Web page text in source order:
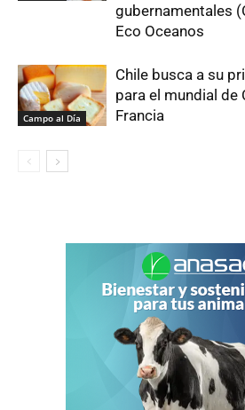
gubernamentales
Eco Oceanos
Campo al Día
Chile busca a su
para el mundial de
Francia